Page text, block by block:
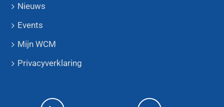
Nieuws
Events
Mijn WCM
Privacyverklaring